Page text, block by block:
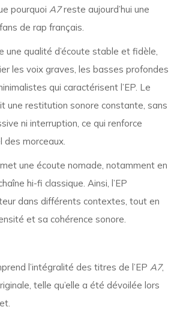
pourquoi A7reste aujourd’hui une
de rap français.
une qualité d’écoute stable et fidèle,
les voix graves, les basses profondes
qui caractérisent l’EP. Le
une restitution sonore constante, sans
ni interruption, ce qui renforce
des morceaux.
une écoute nomade, notamment en
hi-fi classique. Ainsi, l’EP
dans différents contextes, tout en
et sa cohérence sonore.
l’intégralité des titres de l’EP A7,
telle qu’elle a été dévoilée lors